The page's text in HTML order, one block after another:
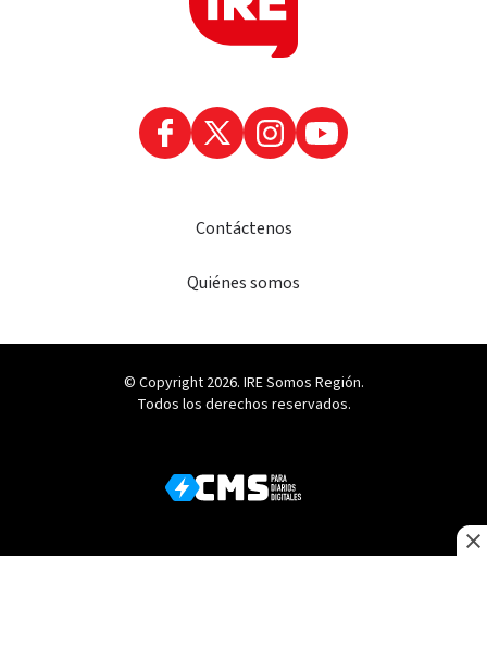
Contáctenos
Quiénes somos
© Copyright 2026. IRE Somos Región.
Todos los derechos reservados.